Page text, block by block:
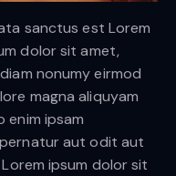
sanctus est Lorem
dolor sit amet,
nonumy eirmod
magna aliquyam
enim ipsam
aut odit aut
ipsum dolor sit